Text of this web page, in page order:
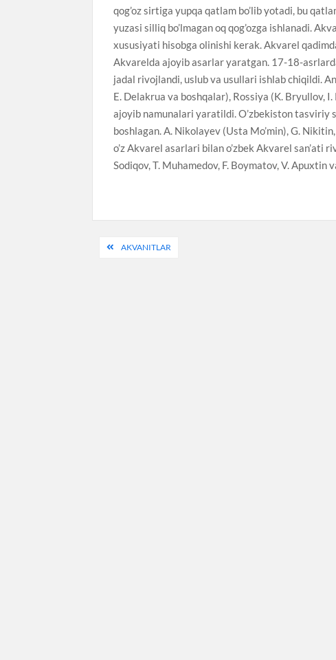
qog’oz sirtiga yupqa qatlam bo’lib yotadi, bu
yuzasi silliq bo’lmagan oq qog’ozga ishlanadi.
xususiyati hisobga olinishi kerak. Akvarel
Akvarelda ajoyib asarlar yaratgan. 17-18-
jadal rivojlandi, uslub va usullari ishlab chiqildi.
E. Delakrua va boshqalar), Rossiya (K. Bryullov,
ajoyib namunalari yaratildi. O’zbekiston
boshlagan. A. Nikolayev (Usta Mo’min), G.
o’z Akvarel asarlari bilan o’zbek Akvarel san’ati
Sodiqov, T. Muhamedov, F. Boymatov, V.
PostAKVANITLAR